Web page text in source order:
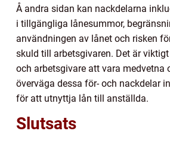
Å andra sidan kan nackdelarna
i tillgängliga lånesummor,
användningen av lånet och risken
skuld till arbetsgivaren. Det är
och arbetsgivare att vara medvetna
överväga dessa för- och nackdelar
för att utnyttja lån till anställda.
Slutsats